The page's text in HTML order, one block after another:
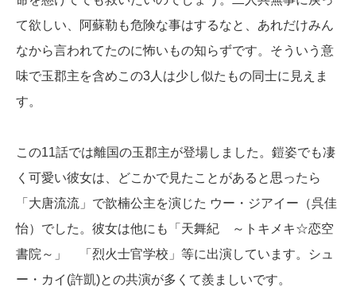
て欲しい、阿蘇勒も危険な事はするなと、あれだけみん
なから言われてたのに怖いもの知らずです。そういう意
味で玉郡主を含めこの3人は少し似たもの同士に見えま
す。
この11話では離国の玉郡主が登場しました。鎧姿でも凄
く可愛い彼女は、どこかで見たことがあると思ったら
「大唐流流」で歆楠公主を演じた ウー・ジアイー（呉佳
怡）でした。彼女は他にも「天舞紀 ～トキメキ☆恋空
書院～」 「烈火士官学校」等に出演しています。シュ
ー・カイ(許凱)との共演が多くて羨ましいです。